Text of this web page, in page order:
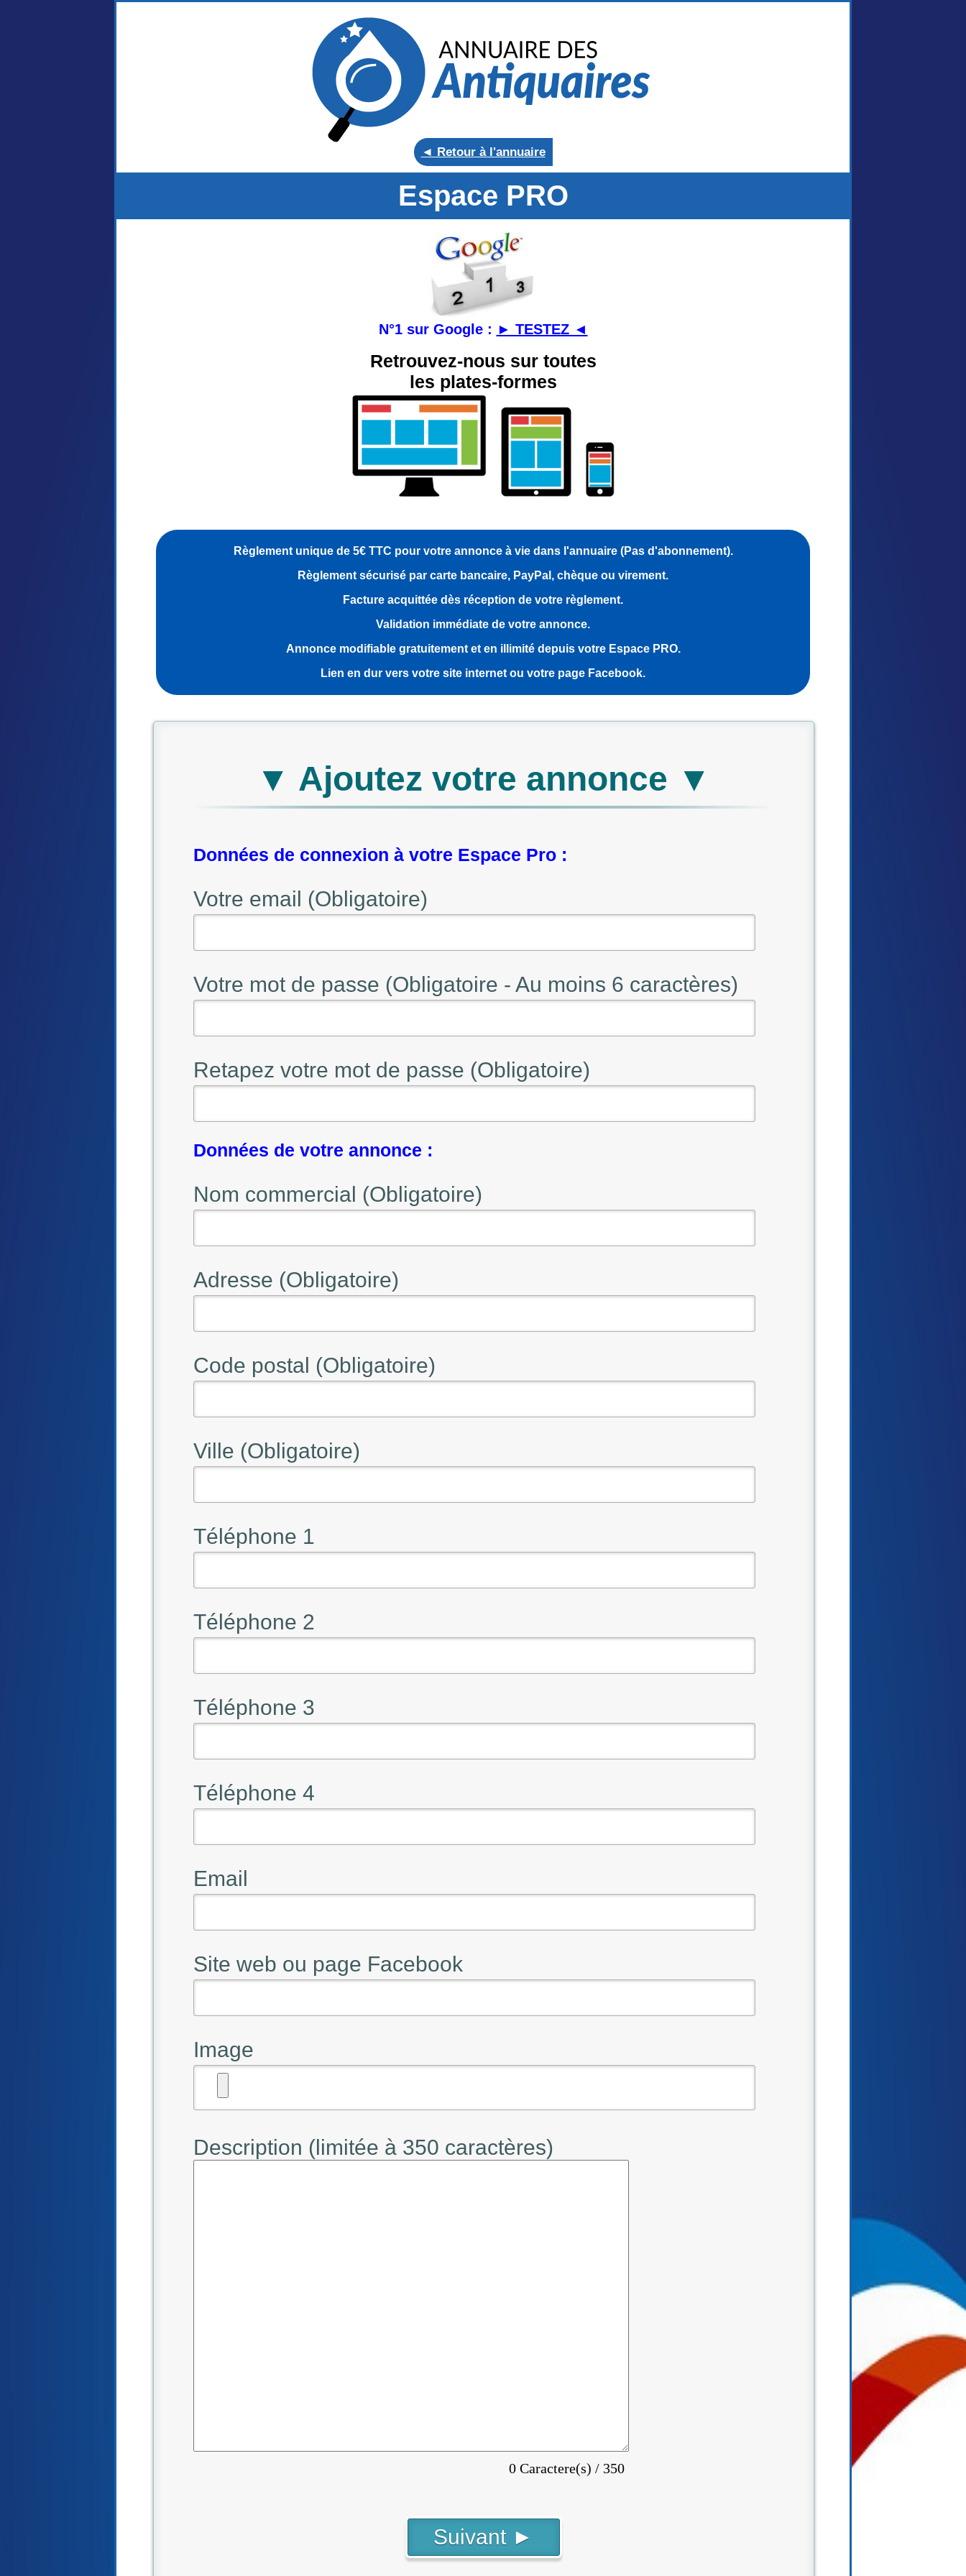
◄ Retour à l'annuaire
Espace PRO
N°1 sur Google : ► TESTEZ ◄
Retrouvez-nous sur toutes
les plates-formes
Règlement unique de 5€ TTC pour votre annonce à vie dans l'annuaire (Pas d'abonnement).
Règlement sécurisé par carte bancaire, PayPal, chèque ou virement.
Facture acquittée dès réception de votre règlement.
Validation immédiate de votre annonce.
Annonce modifiable gratuitement et en illimité depuis votre Espace PRO.
Lien en dur vers votre site internet ou votre page Facebook.
▼ Ajoutez votre annonce ▼
Données de connexion à votre Espace Pro :
Votre email (Obligatoire)
Votre mot de passe (Obligatoire - Au moins 6 caractères)
Retapez votre mot de passe (Obligatoire)
Données de votre annonce :
Nom commercial (Obligatoire)
Adresse (Obligatoire)
Code postal (Obligatoire)
Ville (Obligatoire)
Téléphone 1
Téléphone 2
Téléphone 3
Téléphone 4
Email
Site web ou page Facebook
Image
Description (limitée à 350 caractères)
0 Caractere(s) / 350